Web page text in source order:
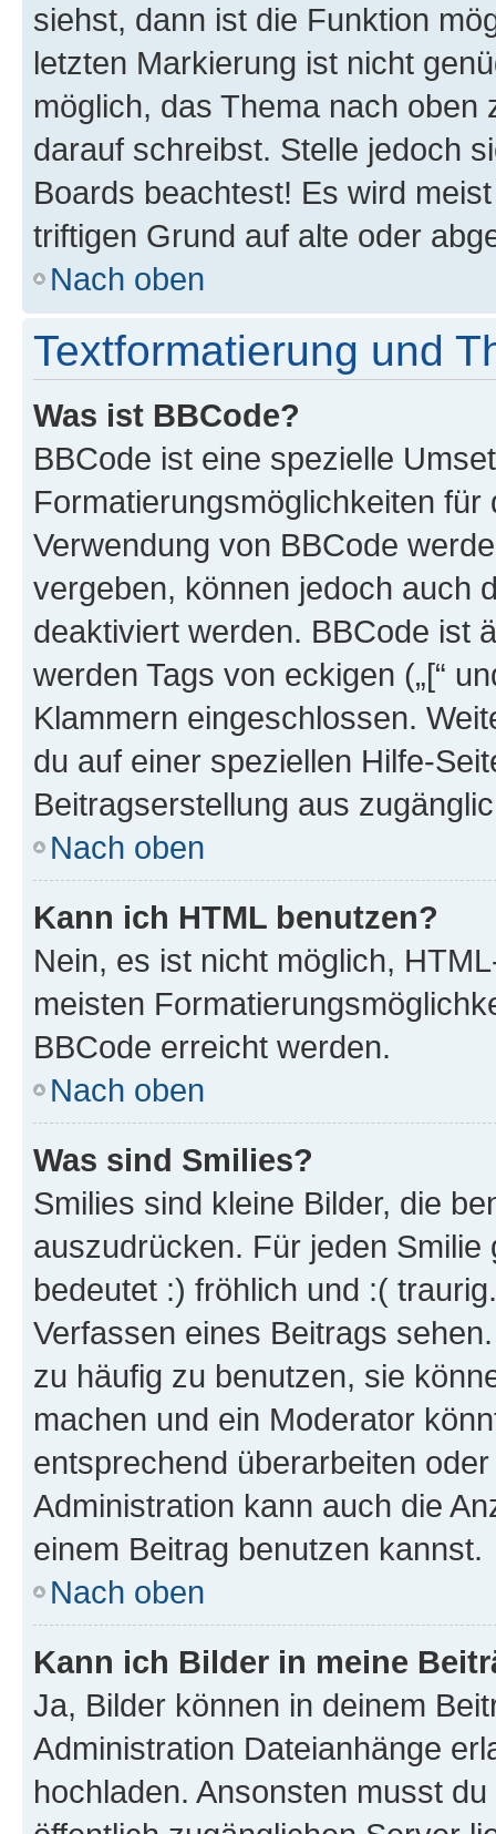
siehst, dann ist die Funktion
letzten Markierung ist nicht
möglich, das Thema nach oben
darauf schreibst. Stelle jedoch
Boards beachtest! Es wird
triftigen Grund auf alte oder
Nach oben
Textformatierung und
Was ist BBCode?
BBCode ist eine spezielle
Formatierungsmöglichkeiten
Verwendung von BBCode
vergeben, können jedoch auch
deaktiviert werden. BBCode ist
werden Tags von eckigen („[“
Klammern eingeschlossen.
du auf einer speziellen Hilfe-
Beitragserstellung aus
Nach oben
Kann ich HTML benutzen?
Nein, es ist nicht möglich,
meisten
BBCode erreicht werden.
Nach oben
Was sind Smilies?
Smilies sind kleine Bilder, die
auszudrücken. Für jeden
bedeutet :) fröhlich und :(
Verfassen eines Beitrags
zu häufig zu benutzen, sie
machen und ein Moderator
entsprechend überarbeiten
Administration kann auch die
einem Beitrag benutzen kannst.
Nach oben
Kann ich Bilder in meine
Ja, Bilder können in deinem
Administration Dateianhänge
hochladen. Ansonsten musst